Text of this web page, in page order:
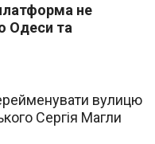
не
Одеси та
вулицю
Сергія Магли